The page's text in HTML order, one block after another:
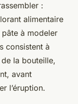
:
alimentaire
à modeler
consistent à
la bouteille,
avant
l’éruption.